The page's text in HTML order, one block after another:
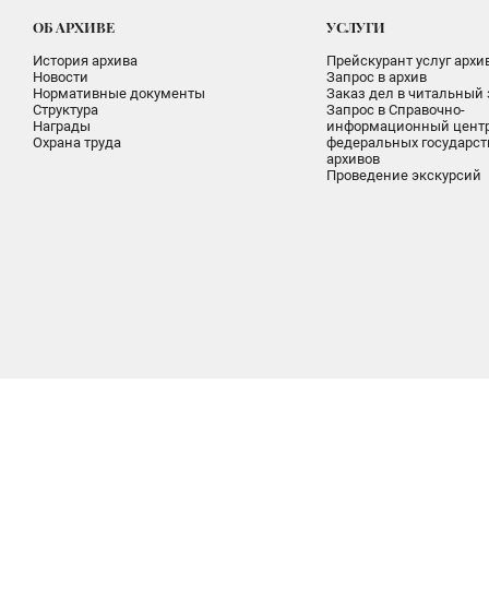
ОБ АРХИВЕ
История архива
Новости
Нормативные документы
Структура
Награды
Охрана труда
УСЛУГИ
Прейскурант услуг
Запрос в архив
Заказ дел в читальный
Запрос в Справочно-
информационный
федеральных
архивов
Проведение экскурсий